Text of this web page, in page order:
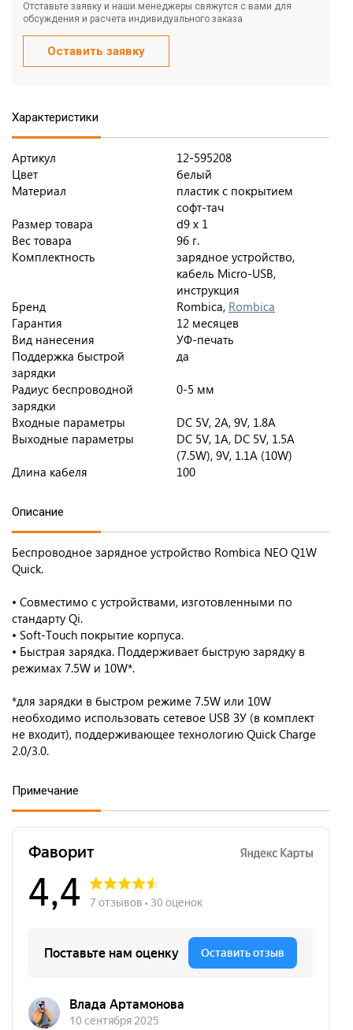
Отставьте заявку и наши менеджеры свяжутся с вами для
обсуждения и расчета индивидуального заказа
Оставить заявку
Характеристики
Артикул
12-595208
Цвет
белый
Материал
пластик с покрытием
софт-тач
Размер товара
d9 х 1
Вес товара
96 г.
Комплектность
зарядное устройство,
кабель Micro-USB,
инструкция
Бренд
Rombica, Rombica
Гарантия
12 месяцев
Вид нанесения
УФ-печать
Поддержка быстрой
зарядки
да
Радиус беспроводной
зарядки
0-5 мм
Входные параметры
DC 5V, 2A, 9V, 1.8A
Выходные параметры
DC 5V, 1А, DC 5V, 1.5А
(7.5W), 9V, 1.1А (10W)
Длина кабеля
100
Описание
Беспроводное зарядное устройство Rombica NEO Q1W
Quick.
• Совместимо с устройствами, изготовленными по
стандарту Qi.
• Soft-Touch покрытие корпуса.
• Быстрая зарядка. Поддерживает быструю зарядку в
режимах 7.5W и 10W*.
*для зарядки в быстром режиме 7.5W или 10W
необходимо использовать сетевое USB ЗУ (в комплект
не входит), поддерживающее технологию Quick Charge
2.0/3.0.
Примечание